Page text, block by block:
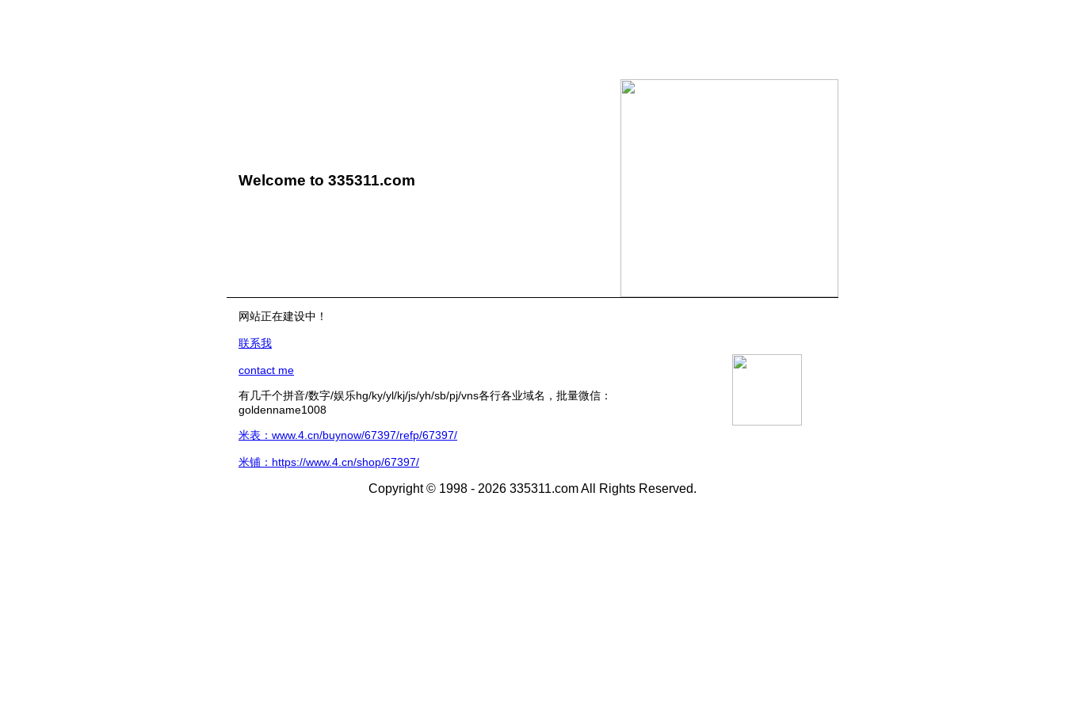
Welcome to 335311.com
网站正在建设中！
联系我
contact me
有几千个拼音/数字/娱乐hg/ky/yl/kj/js/yh/sb/pj/vns各行各业域名，批量微信：
goldenname1008
米表：www.4.cn/buynow/67397/refp/67397/
米铺：https://www.4.cn/shop/67397/
Copyright © 1998 - 2026 335311.com All Rights Reserved.